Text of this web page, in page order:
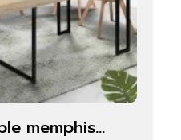
memphis...